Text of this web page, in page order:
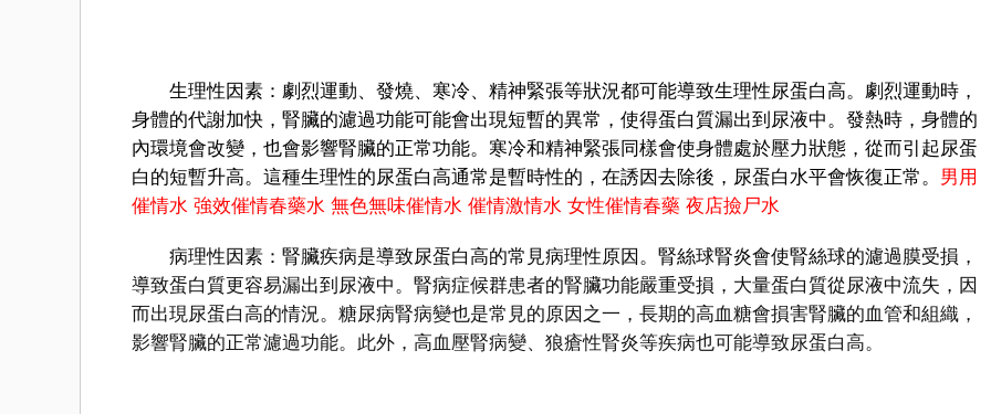
生理性因素：劇烈運動、發燒、寒冷、精神緊張等狀況都可能導致生理性尿蛋白高。劇烈運動時，
身體的代謝加快，腎臟的濾過功能可能會出現短暫的異常，使得蛋白質漏出到尿液中。發熱時，身體的
內環境會改變，也會影響腎臟的正常功能。寒冷和精神緊張同樣會使身體處於壓力狀態，從而引起尿蛋
白的短暫升高。這種生理性的尿蛋白高通常是暫時性的，在誘因去除後，尿蛋白水平會恢復正常。 男用
催情水 強效催情春藥水 無色無味催情水 催情激情水 女性催情春藥 夜店撿尸水
病理性因素：腎臟疾病是導致尿蛋白高的常見病理性原因。腎絲球腎炎會使腎絲球的濾過膜受損，
導致蛋白質更容易漏出到尿液中。腎病症候群患者的腎臟功能嚴重受損，大量蛋白質從尿液中流失，因
而出現尿蛋白高的情況。糖尿病腎病變也是常見的原因之一，長期的高血糖會損害腎臟的血管和組織，
影響腎臟的正常濾過功能。此外，高血壓腎病變、狼瘡性腎炎等疾病也可能導致尿蛋白高。